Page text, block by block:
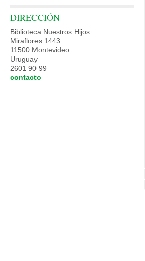
DIRECCIÓN
Biblioteca Nuestros Hijos
Miraflores 1443
11500 Montevideo
Uruguay
2601 90 99
contacto